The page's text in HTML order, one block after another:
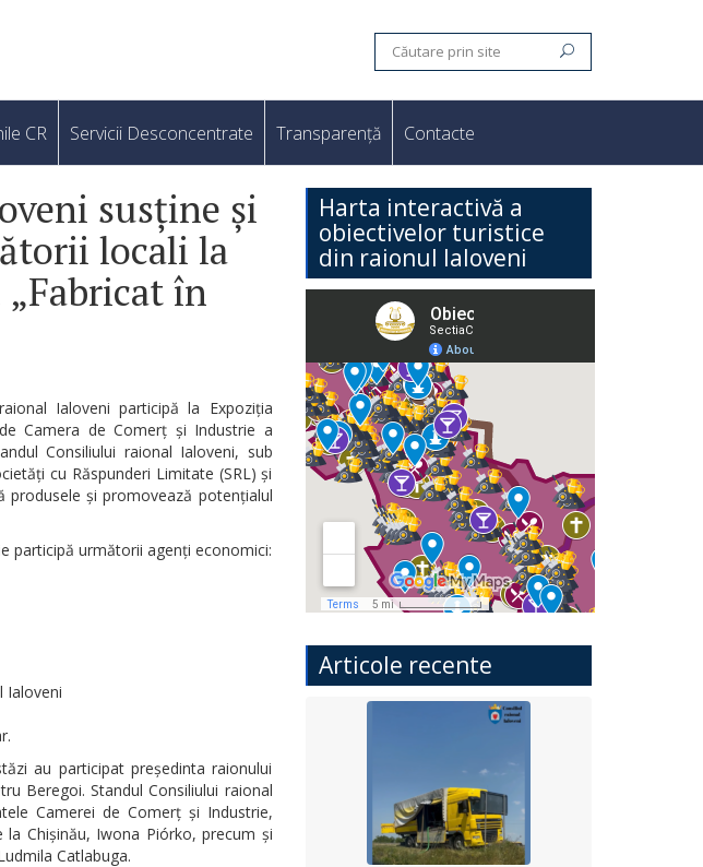
CR Servicii Desconcentrate Transparență Contacte
susține și
locali la
în
Ialoveni participă la Expoziția
Camera de Comerț și Industrie a
Consiliului raional Ialoveni, sub
cu Răspunderi Limitate (SRL) și
produsele și promovează potențialul
participă următorii agenți economici:
Ialoveni
au participat președinta raionului
Beregoi. Standul Consiliului raional
Camerei de Comerț și Industrie,
la Chișinău, Iwona Piórko, precum și
Catlabuga.
Harta interactivă a
obiectivelor turistice
din raionul Ialoveni
Articole recente